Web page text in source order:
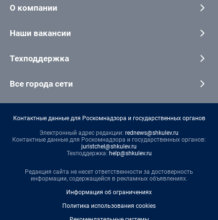
О компании
Наши вакансии
Техподдержка
Все города сети
Контактные данные для Роскомнадзора и государственных органов
Электронный адрес редакции: rednews@shkulev.ru
Контактные данные для Роскомнадзора и государственных органов:
juristchel@shkulev.ru
Техподдержка: help@shkulev.ru
Редакция сайта не несет ответственности за достоверность
информации, содержащейся в рекламных объявлениях.
Информация об ограничениях
Политика использования cookies